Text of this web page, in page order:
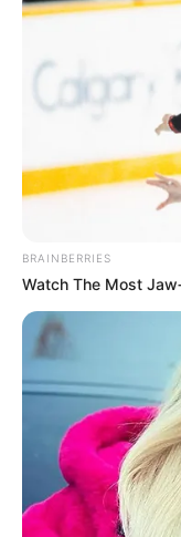
BRAINBERRIES
Watch The Most